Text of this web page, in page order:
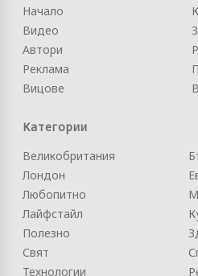
Начало
Видео
Автори
Реклама
Вицове
Категории
Великобритания
Лондон
Любопитно
Лайфстайл
Полезно
Свят
Технологии